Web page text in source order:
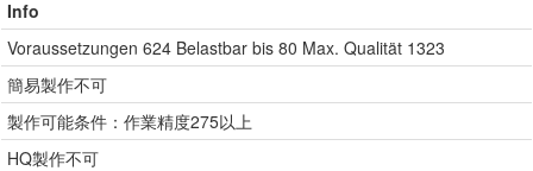
Info
Voraussetzungen 624 Belastbar bis 80 Max. Qualität 1323
簡易製作不可
製作可能条件：作業精度275以上
HQ製作不可